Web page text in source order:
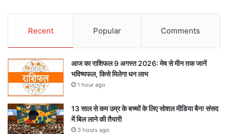
Recent Popular Comments
आज का राशिफल 9 अगस्त 2026: मेष से मीन तक जानें
भविष्यफल, किसे मिलेगा धन लाभ
1 hour ago
13 साल से कम उम्र के बच्चों के लिए सोशल मीडिया बैन! संसद
में बिल लाने की तैयारी
3 hours ago